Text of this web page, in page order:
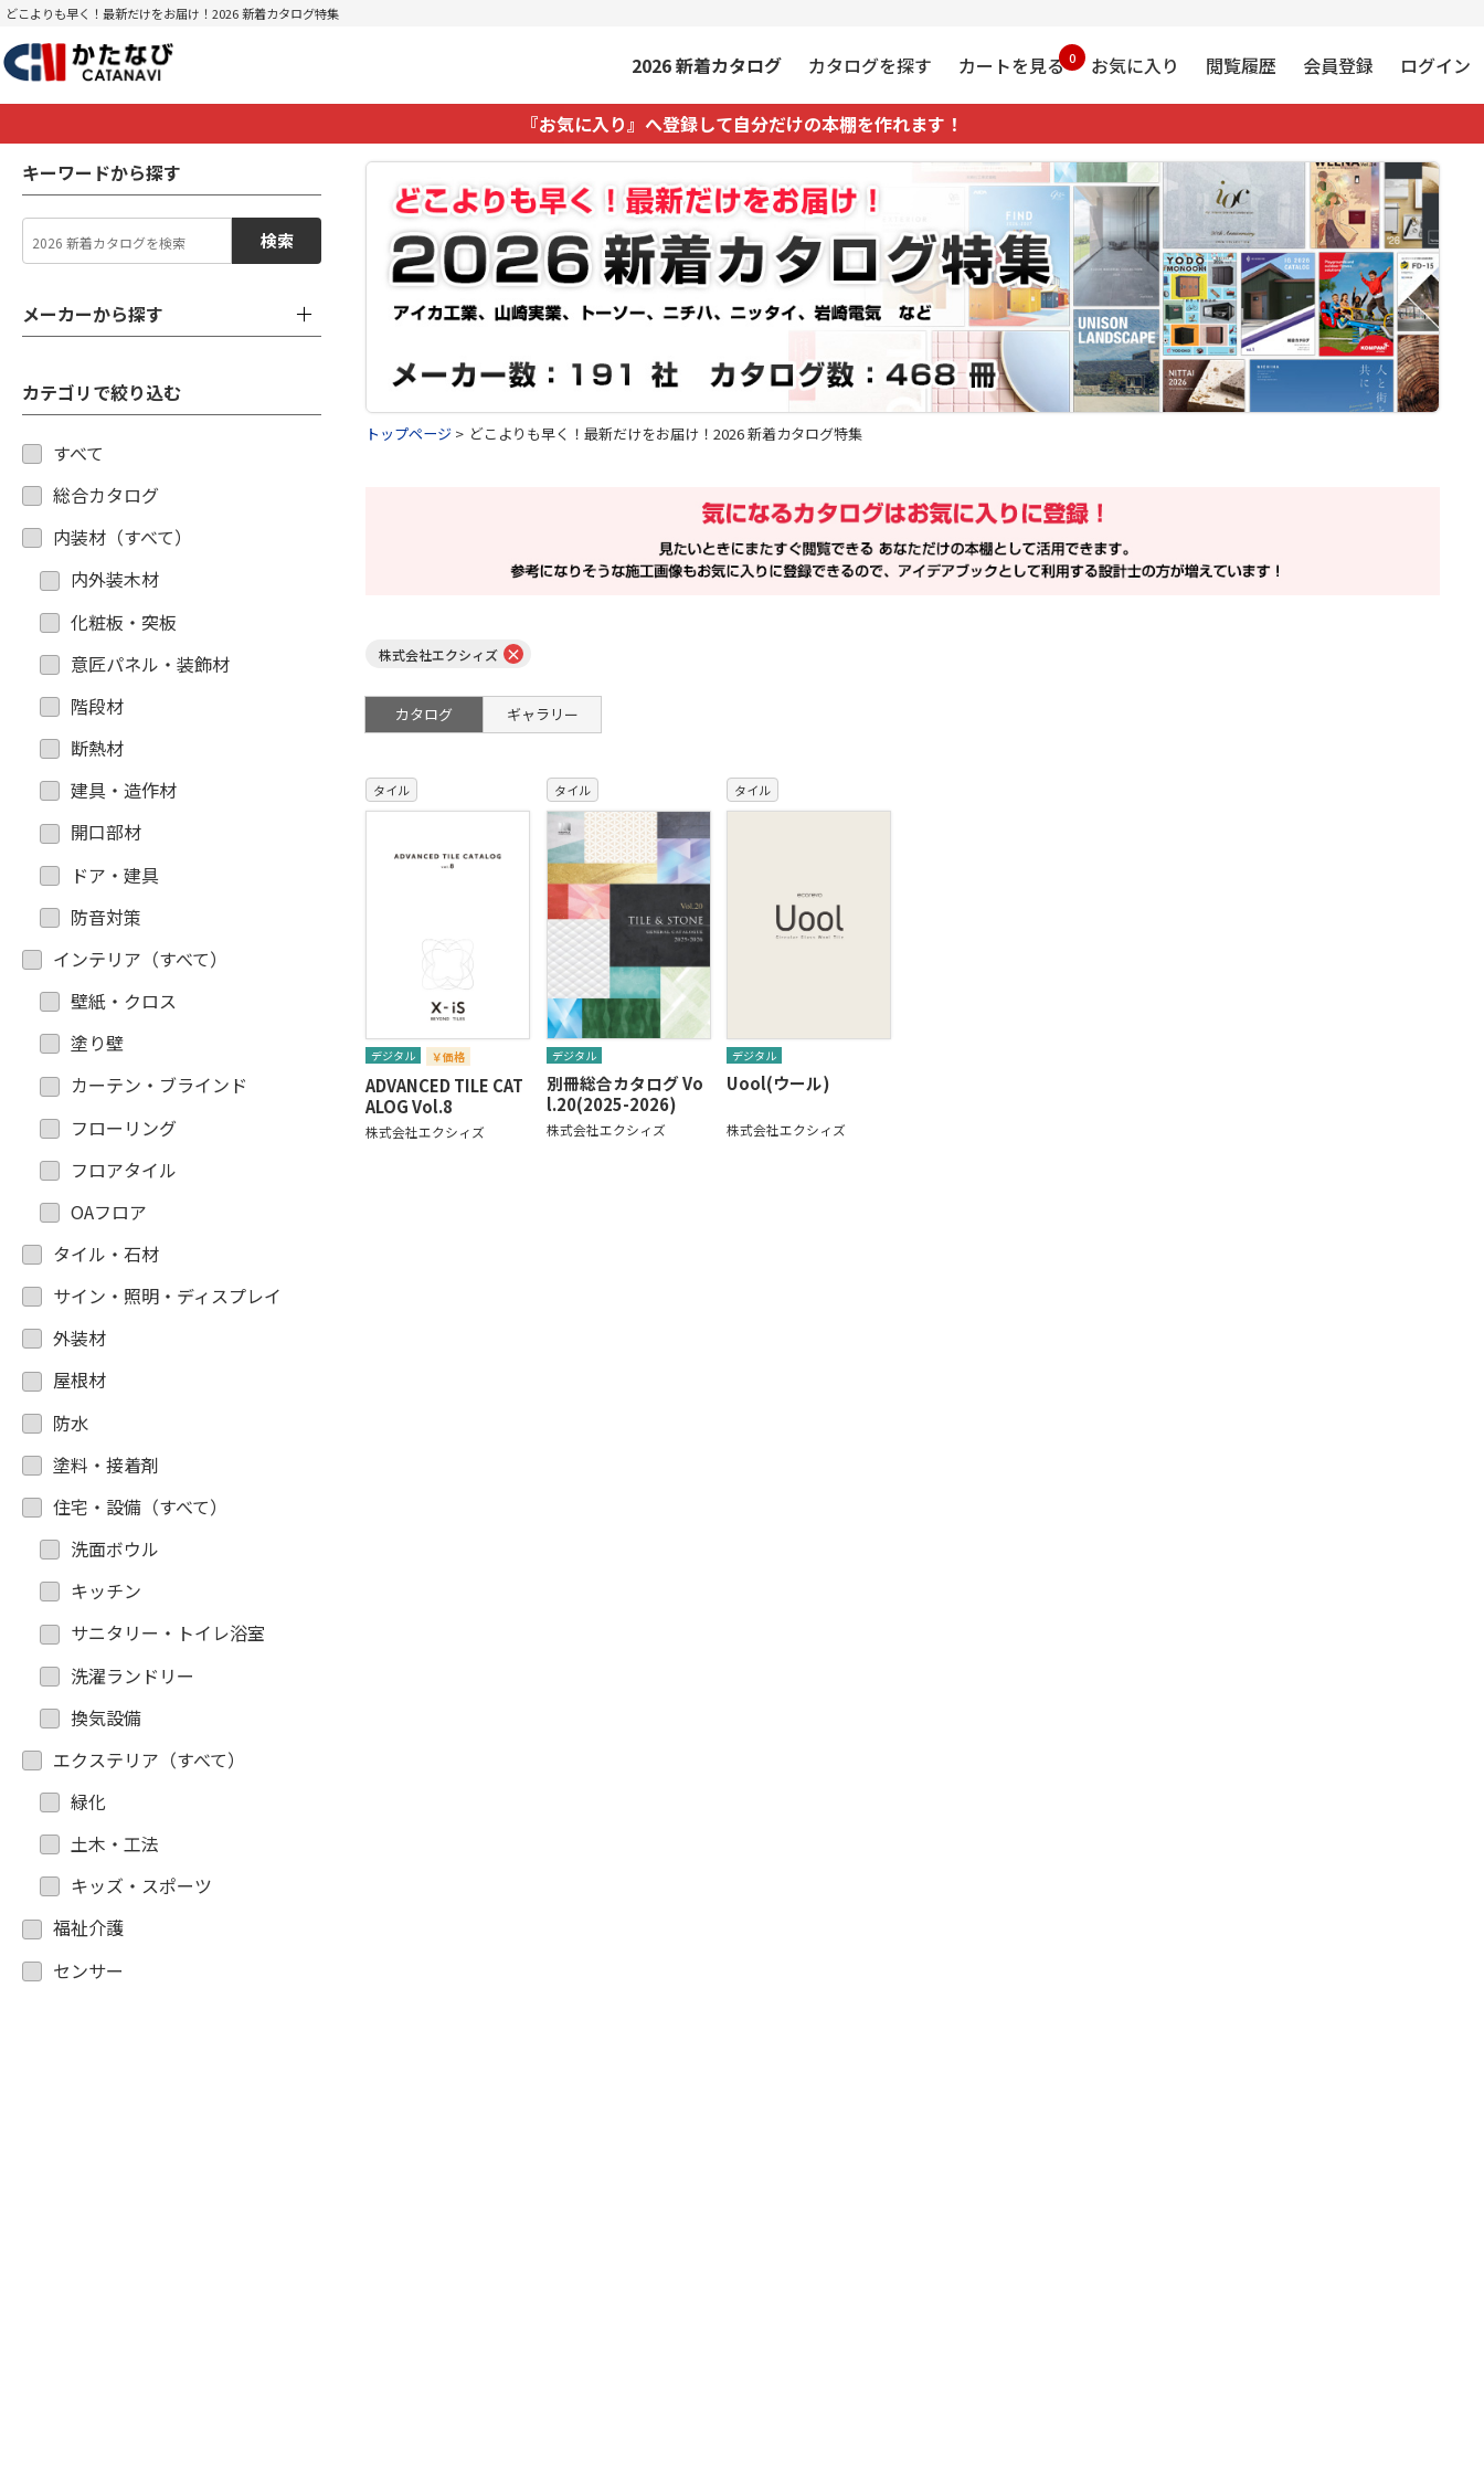
どこよりも早く！最新だけをお届け！2026 新着カタログ特集
2026新着カタログ カタログを探す カートを見る 0 お気に入り 閲覧履歴 会員登録 ログイン
キーワードから探す
検索
メーカーから探す
カテゴリで絞り込む
すべて
総合カタログ
内装材（すべて）
内外装木材
化粧板・突板
意匠パネル・装飾材
階段材
断熱材
建具・造作材
開口部材
ドア・建具
防音対策
インテリア（すべて）
壁紙・クロス
塗り壁
カーテン・ブラインド
フローリング
フロアタイル
OAフロア
タイル・石材
サイン・照明・ディスプレイ
外装材
屋根材
防水
塗料・接着剤
住宅・設備（すべて）
洗面ボウル
キッチン
サニタリー・トイレ浴室
洗濯ランドリー
換気設備
エクステリア（すべて）
緑化
土木・工法
キッズ・スポーツ
福祉介護
センサー
トップページ どこよりも早く！最新だけをお届け！2026 新着カタログ特集
株式会社エクシィズ ×
カタログ ギャラリー
タイル
デジタル ￥価格
ADVANCED TILE CAT
ALOG Vol.8
株式会社エクシィズ
タイル
デジタル
別冊総合カタログ Vo
l.20(2025-2026)
株式会社エクシィズ
タイル
デジタル
Uool(ウール)
株式会社エクシィズ
『お気に入り』へ登録して自分だけの本棚を作れます！